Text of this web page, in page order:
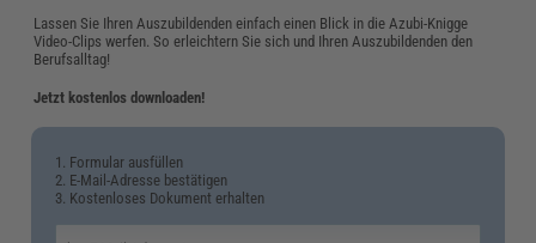
Lassen Sie Ihren Auszubildenden einfach einen Blick in die Azubi-Knigge
Video-Clips werfen. So erleichtern Sie sich und Ihren Auszubildenden den
Berufsalltag!
Jetzt kostenlos downloaden!
1. Formular ausfüllen
2. E-Mail-Adresse bestätigen
3. Kostenloses Dokument erhalten